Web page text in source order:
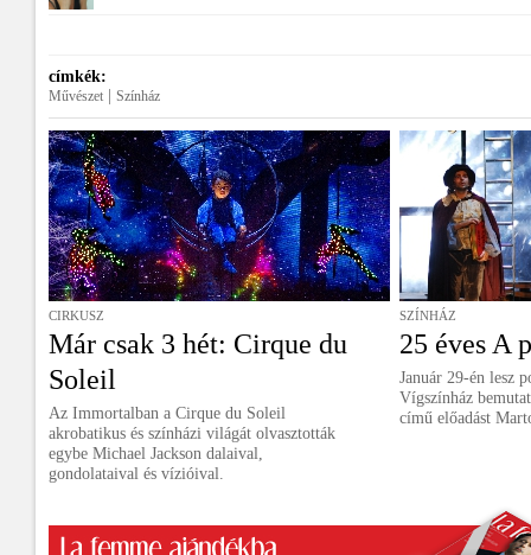
címkék:
Művészet Színház
CIRKUSZ
Már csak 3 hét: Cirque du
Soleil
Az Immortalban a Cirque du Soleil
akrobatikus és színházi világát olvasztották
egybe Michael Jackson dalaival,
gondolataival és vízióival.
SZÍNHÁZ
25 éves A
Január 29-én lesz
Vígszínház
című előadást